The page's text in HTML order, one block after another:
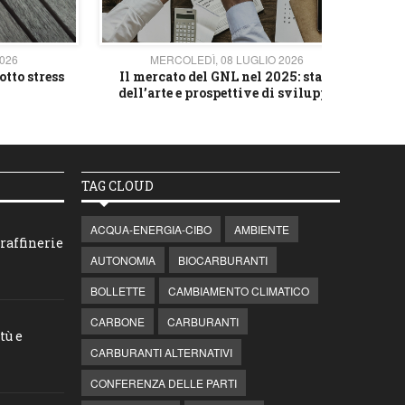
stress
MERCOLEDÌ, 08 LUGLIO 2026
Il mercato del GNL nel 2025: stato
dell’arte e prospettive di sviluppo
raffinerie
e
TAG CLOUD
ACQUA-ENERGIA-CIBO
AMBIENTE
AUTONOMIA
BIOCARBURANTI
BOLLETTE
CAMBIAMENTO CLIMATICO
CARBONE
CARBURANTI
CARBURANTI ALTERNATIVI
CONFERENZA DELLE PARTI